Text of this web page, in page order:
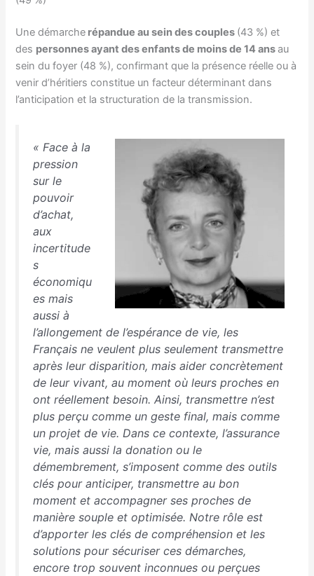
Une démarche répandue au sein des couples (43 %) et
des personnes ayant des enfants de moins de 14 ansau
sein du foyer (48 %), confirmant que la présence réelle ou à
venir d’héritiers constitue un facteur déterminant dans
l’anticipation et la structuration de la transmission.
« Face à la
pression
sur le
pouvoir
d’achat,
aux
incertitude
s
économiqu
es mais
aussi à
l’allongement de l’espérance de vie, les
Français ne veulent plus seulement transmettre
après leur disparition, mais aider concrètement
de leur vivant, au moment où leurs proches en
ont réellement besoin. Ainsi, transmettre n’est
plus perçu comme un geste final, mais comme
un projet de vie. Dans ce contexte, l’assurance
vie, mais aussi la donation ou le
démembrement, s’imposent comme des outils
clés pour anticiper, transmettre au bon
moment et accompagner ses proches de
manière souple et optimisée. Notre rôle est
d’apporter les clés de compréhension et les
solutions pour sécuriser ces démarches,
encore trop souvent inconnues ou perçues